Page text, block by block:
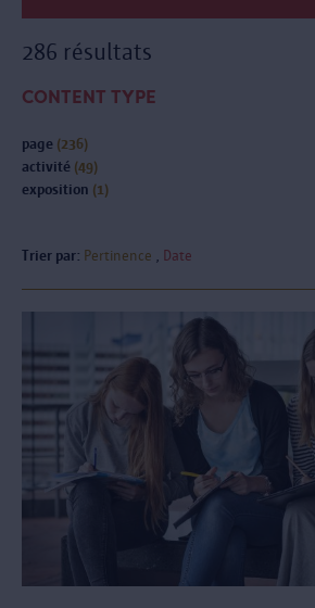
286 résultats
CONTENT TYPE
page (236)
activité (49)
exposition (1)
Trier par: Pertinence Date